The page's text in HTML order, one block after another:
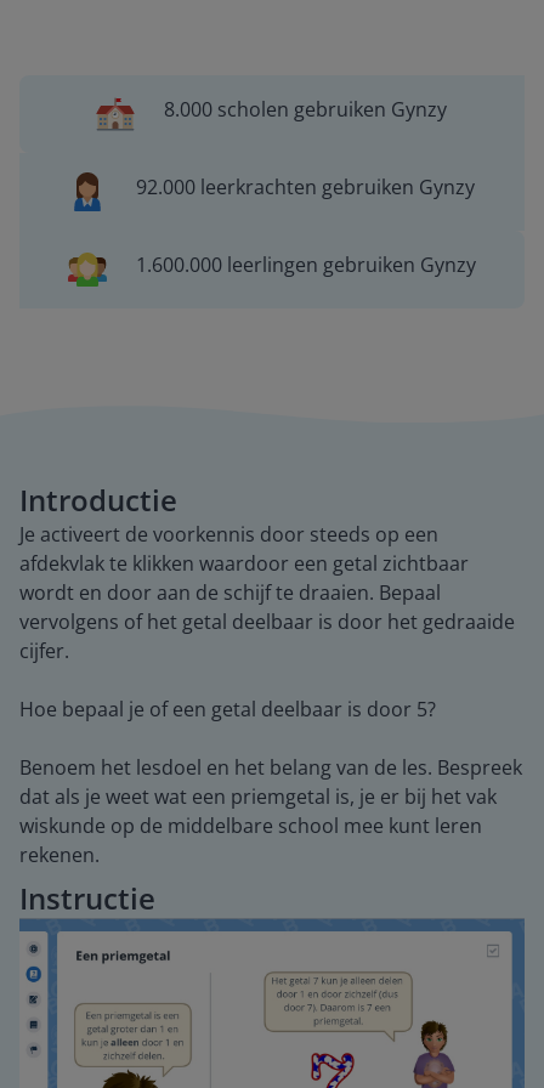
8.000 scholen gebruiken Gynzy
92.000 leerkrachten gebruiken Gynzy
1.600.000 leerlingen gebruiken Gynzy
Introductie
Je activeert de voorkennis door steeds op een
afdekvlak te klikken waardoor een getal zichtbaar
wordt en door aan de schijf te draaien. Bepaal
vervolgens of het getal deelbaar is door het gedraaide
cijfer.
Hoe bepaal je of een getal deelbaar is door 5?
Benoem het lesdoel en het belang van de les. Bespreek
dat als je weet wat een priemgetal is, je er bij het vak
wiskunde op de middelbare school mee kunt leren
rekenen.
Instructie